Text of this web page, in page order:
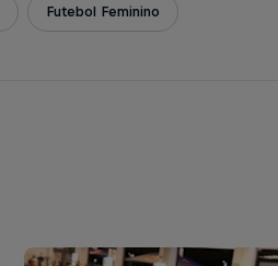
Futebol Feminino